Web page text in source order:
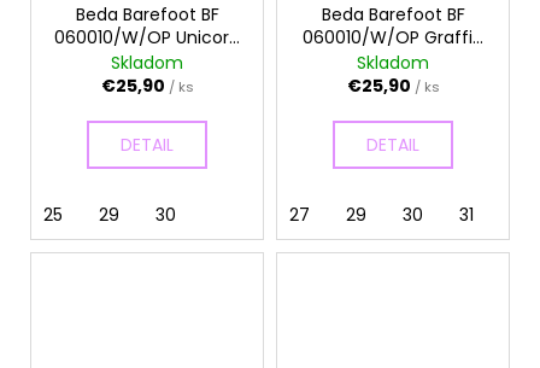
Beda Barefoot BF
060010/W/OP Unicorn
- Papuče
Skladom
€25,90 / ks
DETAIL
25 29 30
Beda Barefoot BF
060010/W/OP Graffiti
- Papuče
Skladom
€25,90 / ks
DETAIL
27 29 30 31